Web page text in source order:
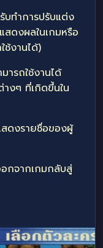
บทำการปรับแต่ง
สดงผลในเกมหรือ
ช้งานได้)
ารถใช้งานได้
างๆ ที่เกิดขึ้นใน
ดงรายชื่อของผู้
กจากเกมกลับสู่